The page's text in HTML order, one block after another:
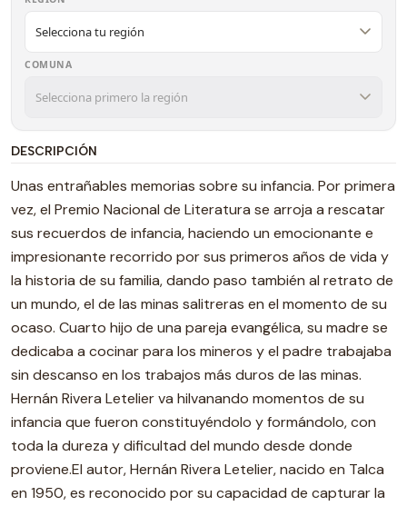
COMUNA
DESCRIPCIÓN
Unas entrañables memorias sobre su infancia. Por primera
vez, el Premio Nacional de Literatura se arroja a rescatar
sus recuerdos de infancia, haciendo un emocionante e
impresionante recorrido por sus primeros años de vida y
la historia de su familia, dando paso también al retrato de
un mundo, el de las minas salitreras en el momento de su
ocaso. Cuarto hijo de una pareja evangélica, su madre se
dedicaba a cocinar para los mineros y el padre trabajaba
sin descanso en los trabajos más duros de las minas.
Hernán Rivera Letelier va hilvanando momentos de su
infancia que fueron constituyéndolo y formándolo, con
toda la dureza y dificultad del mundo desde donde
proviene.El autor, Hernán Rivera Letelier, nacido en Talca
en 1950, es reconocido por su capacidad de capturar la